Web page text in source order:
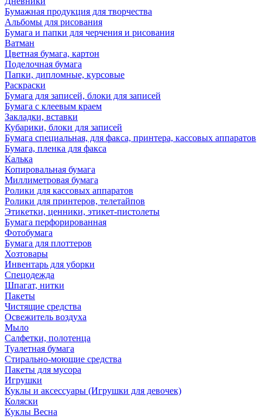
Бумажная продукция для творчества
Альбомы для рисования
Бумага и папки для черчения и рисования
Ватман
Цветная бумага, картон
Поделочная бумага
Папки, дипломные, курсовые
Раскраски
Бумага для записей, блоки для записей
Бумага с клеевым краем
Закладки, вставки
Кубарики, блоки для записей
Бумага специальная, для факса, принтера, кассовых аппаратов
Бумага, пленка для факса
Калька
Копировальная бумага
Миллиметровая бумага
Ролики для кассовых аппаратов
Ролики для принтеров, телетайпов
Этикетки, ценники, этикет-пистолеты
Бумага перфорированная
Фотобумага
Бумага для плоттеров
Хозтовары
Инвентарь для уборки
Спецодежда
Шпагат, нитки
Пакеты
Чистящие средства
Освежитель воздуха
Мыло
Салфетки, полотенца
Туалетная бумага
Стирально-моющие средства
Пакеты для мусора
Игрушки
Куклы и аксессуары (Игрушки для девочек)
Коляски
Куклы Весна